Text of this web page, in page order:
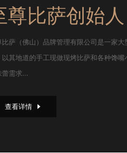
尊比萨创始人
比萨（佛山）品牌管理有限公司是一家
以其地道的手工现做现烤比萨和各种馋
蕾需求...
查看详情